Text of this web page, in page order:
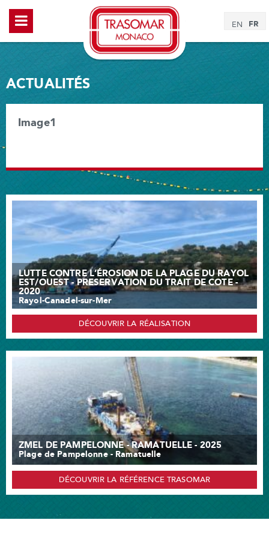
EN FR
ACTUALITÉS
Image1
LUTTE CONTRE L’ÉROSION DE LA PLAGE DU RAYOL
EST/OUEST - PRESERVATION DU TRAIT DE COTE -
2020
Rayol-Canadel-sur-Mer
DÉCOUVRIR LA RÉALISATION
ZMEL DE PAMPELONNE - RAMATUELLE - 2025
Plage de Pampelonne - Ramatuelle
DÉCOUVRIR LA RÉFÉRENCE TRASOMAR